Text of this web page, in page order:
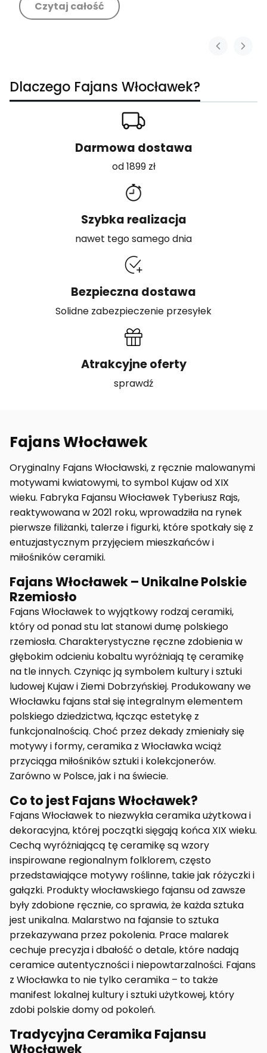
Czytaj całość
Dlaczego Fajans Włocławek?
Darmowa dostawa
od 1899 zł
Szybka realizacja
nawet tego samego dnia
Bezpieczna dostawa
Solidne zabezpieczenie przesyłek
Atrakcyjne oferty
sprawdź
Fajans Włocławek
Oryginalny Fajans Włocławski, z ręcznie malowanymi
motywami kwiatowymi, to symbol Kujaw od XIX
wieku. Fabryka Fajansu Włocławek Tyberiusz Rajs,
reaktywowana w 2021 roku, wprowadziła na rynek
pierwsze filiżanki, talerze i figurki, które spotkały się z
entuzjastycznym przyjęciem mieszkańców i
miłośników ceramiki.
Fajans Włocławek – Unikalne Polskie
Rzemiosło
Fajans Włocławek to wyjątkowy rodzaj ceramiki,
który od ponad stu lat stanowi dumę polskiego
rzemiosła. Charakterystyczne ręczne zdobienia w
głębokim odcieniu kobaltu wyróżniają tę ceramikę
na tle innych. Czyniąc ją symbolem kultury i sztuki
ludowej Kujaw i Ziemi Dobrzyńskiej. Produkowany we
Włocławku fajans stał się integralnym elementem
polskiego dziedzictwa, łącząc estetykę z
funkcjonalnością. Choć przez dekady zmieniały się
motywy i formy, ceramika z Włocławka wciąż
przyciąga miłośników sztuki i kolekcjonerów.
Zarówno w Polsce, jak i na świecie.
Co to jest Fajans Włocławek?
Fajans Włocławek to niezwykła ceramika użytkowa i
dekoracyjna, której początki sięgają końca XIX wieku.
Cechą wyróżniającą tę ceramikę są wzory
inspirowane regionalnym folklorem, często
przedstawiające motywy roślinne, takie jak różyczki i
gałązki. Produkty włocławskiego fajansu od zawsze
były zdobione ręcznie, co sprawia, że każda sztuka
jest unikalna. Malarstwo na fajansie to sztuka
przekazywana przez pokolenia. Prace malarek
cechuje precyzja i dbałość o detale, które nadają
ceramice autentyczności i niepowtarzalności. Fajans
z Włocławka to nie tylko ceramika – to także
manifest lokalnej kultury i sztuki użytkowej, który
zdobi polskie domy od pokoleń.
Tradycyjna Ceramika Fajansu
Włocławek